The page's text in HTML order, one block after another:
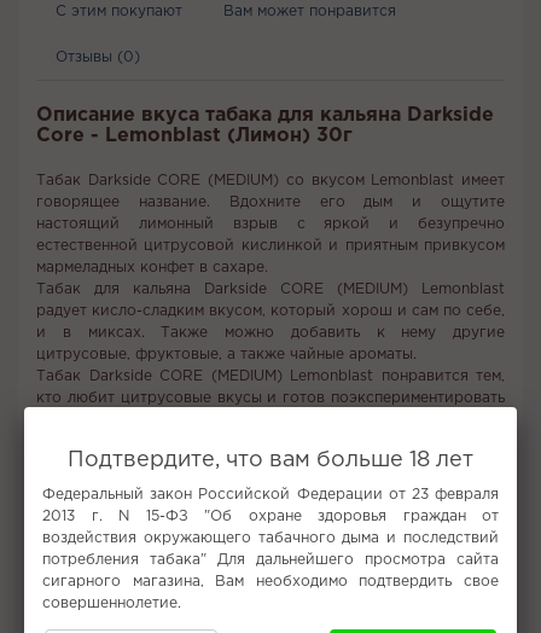
С этим покупают Вам может понравится
Отзывы (0)
Описание вкуса табака для кальяна Darkside
Core - Lemonblast (Лимон) 30г
Табак Darkside CORE (MEDIUM) со вкусом Lemonblast имеет
говорящее название. Вдохните его дым и ощутите
настоящий лимонный взрыв с яркой и безупречно
естественной цитрусовой кислинкой и приятным привкусом
мармеладных конфет в сахаре.
Табак для кальяна Darkside CORE (MEDIUM) Lemonblast
радует кисло-сладким вкусом, который хорош и сам по себе,
и в миксах. Также можно добавить к нему другие
цитрусовые, фруктовые, а также чайные ароматы.
Табак Darkside CORE (MEDIUM) Lemonblast понравится тем,
кто любит цитрусовые вкусы и готов поэкспериментировать
Вкус: Лимон
Все вкусы табака для кальяна Darkside
Не забудьте купить
Подтвердите, что вам больше 18 лет
Федеральный закон Российской Федерации от 23 февраля
2013 г. N 15-ФЗ "Об охране здоровья граждан от
воздействия окружающего табачного дыма и последствий
потребления табака" Для дальнейшего просмотра сайта
сигарного магазина, Вам необходимо подтвердить свое
совершеннолетие.